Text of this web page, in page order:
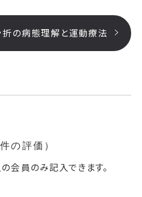
の病態理解と運動療法
件の評価）
会員のみ記入できます。